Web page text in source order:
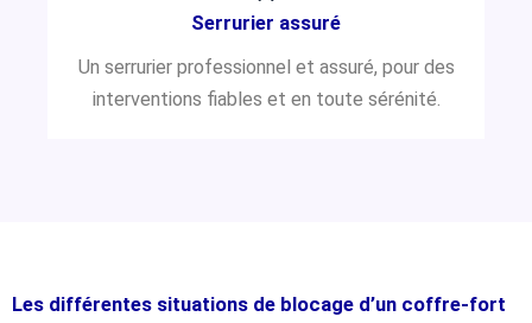
Serrurier assuré
Un serrurier professionnel et assuré, pour des
interventions fiables et en toute sérénité.
Les différentes situations de blocage d’un coffre-fort